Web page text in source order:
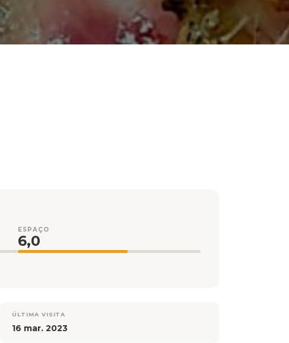
ESPAÇO
6,0
ÚLTIMA VISITA
16 mar. 2023